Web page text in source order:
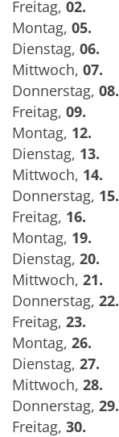
Freitag, 02.
Montag, 05.
Dienstag, 06.
Mittwoch, 07.
Donnerstag, 08.
Freitag, 09.
Montag, 12.
Dienstag, 13.
Mittwoch, 14.
Donnerstag, 15.
Freitag, 16.
Montag, 19.
Dienstag, 20.
Mittwoch, 21.
Donnerstag, 22.
Freitag, 23.
Montag, 26.
Dienstag, 27.
Mittwoch, 28.
Donnerstag, 29.
Freitag, 30.